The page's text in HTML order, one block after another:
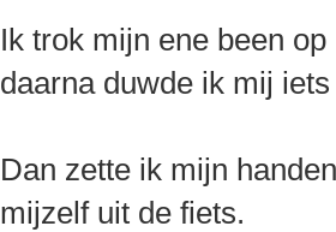
Ik trok mijn ene been
daarna duwde ik mij
Dan zette ik mijn
mijzelf uit de fiets.